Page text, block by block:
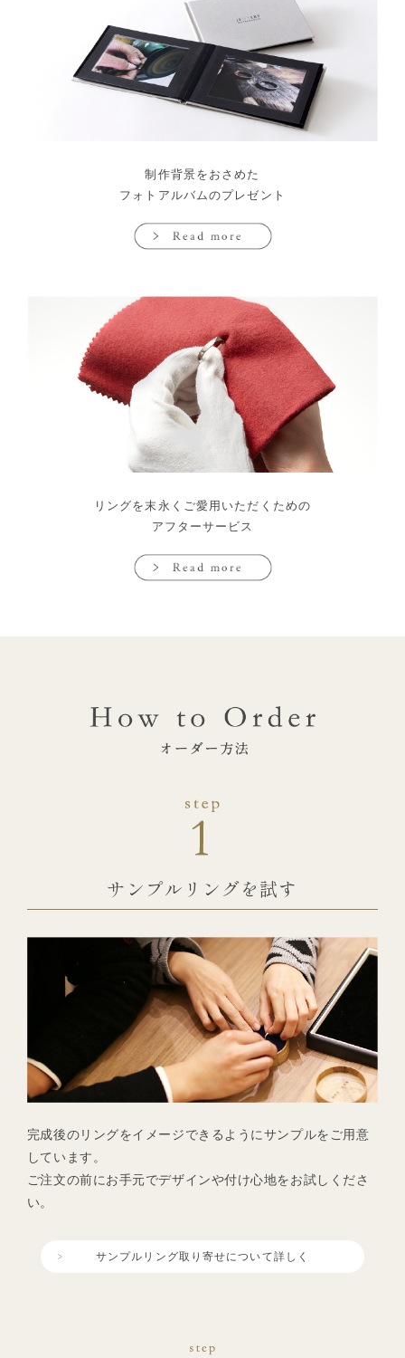
制作背景をおさめた
フォトアルバムのプレゼント
リングを末永くご愛用いただくための
アフターサービス
サンプルリングを試す
完成後のリングをイメージできるようにサンプルをご用意
しています。
ご注文の前にお手元でデザインや付け心地をお試しくださ
い。
サンプルリング取り寄せについて詳しく